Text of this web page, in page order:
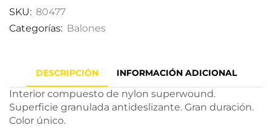
SKU: 80477
Categorías: Balones
DESCRIPCIÓN INFORMACIÓN ADICIONAL
Interior compuesto de nylon superwound.
Superficie granulada antideslizante. Gran duración.
Color único.